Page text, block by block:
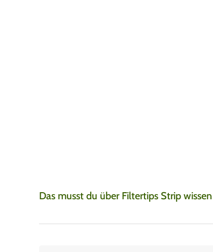
Das musst du über Filtertips Strip wissen